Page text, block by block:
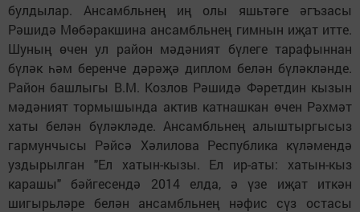
булдылар. Ансамбльнең иң олы яшьтәге әгъзасы
Рәшидә Мөбәракшина ансамбльнең гимнын иҗат итте.
Шуның өчен ул район мәдәният бүлеге тарафыннан
бүләк һәм беренче дәрәҗә диплом белән бүләкләнде.
Район башлыгы В.М. Козлов Рәшидә Фәретдин кызын
мәдәният тормышында актив катнашкан өчен Рәхмәт
хаты белән бүләкләде. Ансамбльнең алыштыргысыз
гармунчысы Рәйсә Хәлилова Республика күләмендә
уздырылган "Ел хатын-кызы. Ел ир-аты: хатын-кыз
карашы" бәйгесендә 2014 елда, ә үзе иҗат иткән
шигырьләре белән ансамбльнең нәфис сүз остасы